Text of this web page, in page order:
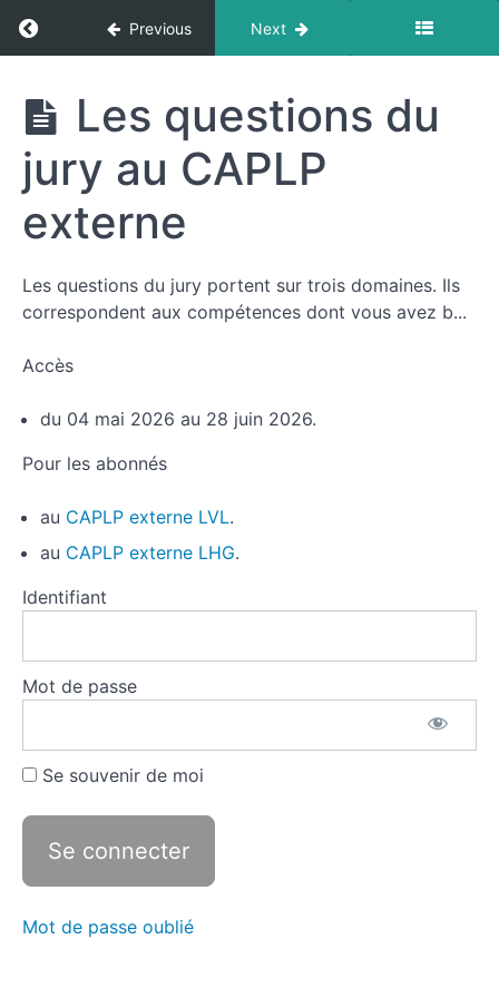
Return to course: MOOC Oraux du CAPLP
Previous Next
MOOC
Oraux
du
CAPLP
externe
externe
de leçon
de
Sujets
de
français
L'épreuve
de leçon
géographie
d'histoire-
géographie
Les
au
externe
L'entretien
Le
parcours
Les
l'entretien
Temps
Quitter
Les questions du
jury au CAPLP
externe
Les questions du jury portent sur trois domaines. Ils
correspondent aux compétences dont vous avez b...
Accès
du 04 mai 2026 au 28 juin 2026.
Pour les abonnés
au CAPLP externe LVL.
au CAPLP externe LHG.
Identifiant
Mot de passe
Se souvenir de moi
Mot de passe oublié